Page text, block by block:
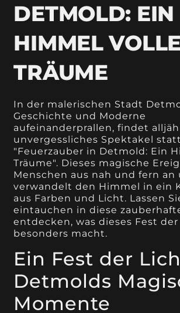
DETMOLD: EIN
HIMMEL
TRÄUME
In der malerischen Stadt
Geschichte und Moderne
aufeinanderprallen, findet
unvergessliches Spektakel
"Feuerzauber in Detmold: Ein
Träume". Dieses magische
Menschen aus nah und fern an
verwandelt den Himmel in ein
aus Farben und Licht. Lassen
eintauchen in diese
entdecken, was dieses Fest
besonders macht.
Ein Fest der
Detmolds
Momente